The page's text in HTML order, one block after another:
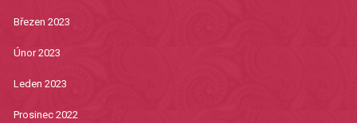
Březen 2023
Únor 2023
Leden 2023
Prosinec 2022